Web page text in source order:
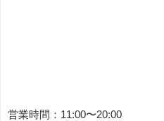
営業時間：11:00〜20:00